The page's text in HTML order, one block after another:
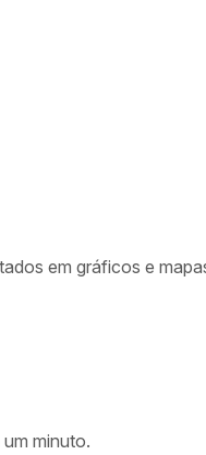
em gráficos e
minuto.